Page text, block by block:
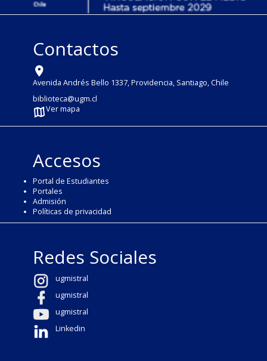
Contactos
Avenida Andrés Bello 1337, Providencia, Santiago, Chile
biblioteca@ugm.cl
Ver mapa
Accesos
Portal de Estudiantes
Portales
Admisión
Políticas de privacidad
Redes Sociales
ugmistral
ugmistral
ugmistral
Linkedin